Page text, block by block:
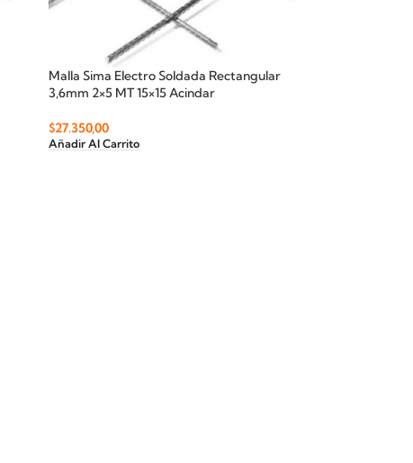
Malla Sima Electro Soldada Rectangular
3,6mm 2×5 MT 15×15 Acindar
$27.350,00
Añadir Al Carrito